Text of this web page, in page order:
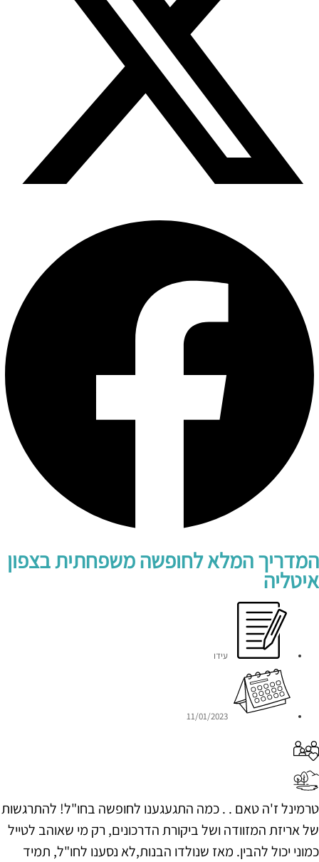
המדריך המלא לחופשה משפחתית בצפון
איטליה
עידו
11/01/2023
טרמינל ז'ה טאם . . כמה התגעגענו לחופשה בחו"ל! להתרגשות
של אריזת המזוודה ושל ביקורת הדרכונים, רק מי שאוהב לטייל
כמוני יכול להבין. מאז שנולדו הבנות,לא נסענו לחו"ל, תמיד